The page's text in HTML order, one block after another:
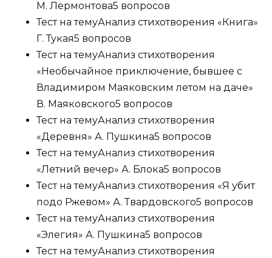
М. Лермонтова5 вопросов
Тест на темуАнализ стихотворения «Книга»
Г. Тукая5 вопросов
Тест на темуАнализ стихотворения
«Необычайное приключение, бывшее с
Владимиром Маяковским летом на даче»
В. Маяковского5 вопросов
Тест на темуАнализ стихотворения
«Деревня» А. Пушкина5 вопросов
Тест на темуАнализ стихотворения
«Летний вечер» А. Блока5 вопросов
Тест на темуАнализ стихотворения «Я убит
подо Ржевом» А. Твардовского5 вопросов
Тест на темуАнализ стихотворения
«Элегия» А. Пушкина5 вопросов
Тест на темуАнализ стихотворения